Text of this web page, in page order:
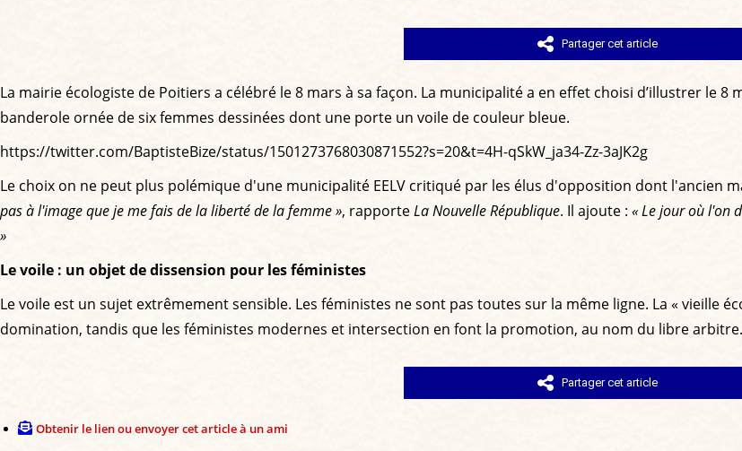
Partager cet article
La mairie écologiste de Poitiers a célébré le 8 mars à sa façon. La municipalité a en effet choisi d’illustrer le
banderole ornée de six femmes dessinées dont une porte un voile de couleur bleue.
https://twitter.com/BaptisteBize/status/1501273768030871552?s=20&t=4H-qSkW_ja34-Zz-3aJK2g
Le choix on ne peut plus polémique d'une municipalité EELV critiqué par les élus d'opposition dont l'ancien
pas à l'image que je me fais de la liberté de la femme », rapporteLa Nouvelle République. Il ajoute : « Le jour où l'on
»
Le voile : un objet de dissension pour les féministes
Le voile est un sujet extrêmement sensible. Les féministes ne sont pas toutes sur la même ligne. La « vieille
domination, tandis que les féministes modernes et intersection en font la promotion, au nom du libre arbitre.
Partager cet article
Obtenir le lien ou envoyer cet article à un ami